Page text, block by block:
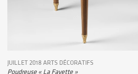
JUILLET 2018 ARTS DÉCORATIFS
Poudreuse « La Fayette »